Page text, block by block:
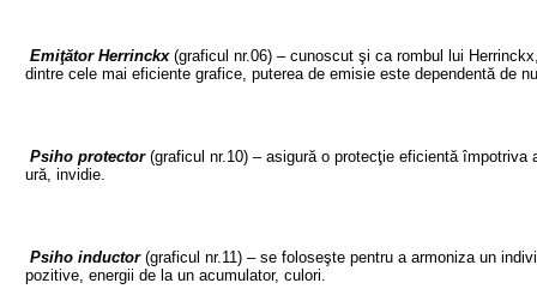
Emiţător Herrinckx(graficul nr.06) – cunoscut şi ca rombul lui
dintre cele mai eficiente grafice, puterea de emisie este dependentă de
Psiho protector(graficul nr.10) – asigură o protecţie eficientă
ură, invidie.
Psiho inductor(graficul nr.11) – se foloseşte pentru a armoniza un
pozitive, energii de la un acumulator, culori.